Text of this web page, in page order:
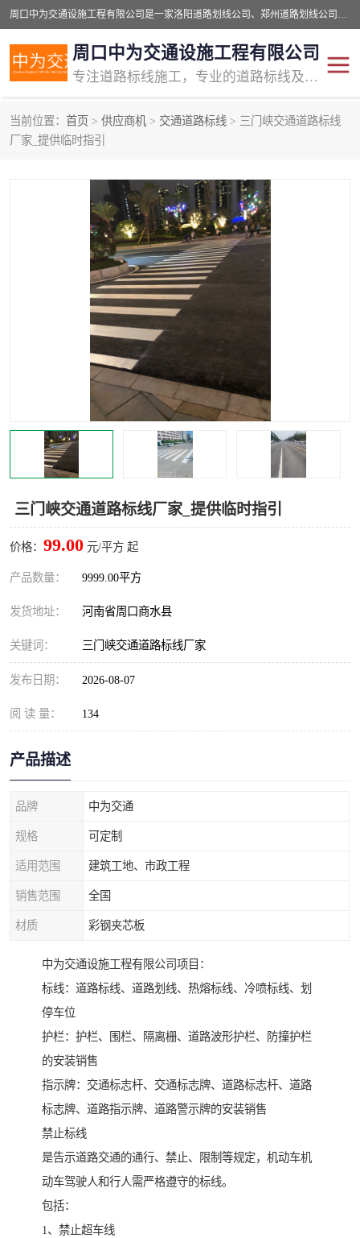
周口中为交通设施工程有限公司是一家洛阳道路划线公司、郑州道路划线公司、平顶山道路车位划线公司、开封车位划线公司、许昌道路车位划线公司、漯河道路车位划线公司，公司始终坚持“诚信、匠心、专注”的宗旨；我们的经营理念是：的服务。
周口中为交通设施工程有限公司
专注道路标线施工，专业的道路标线及交通设施施工服务商!
当前位置： 首页 > 供应商机 > 交通道路标线 > 三门峡交通道路标线
厂家_提供临时指引
三门峡交通道路标线厂家_提供临时指引
价格： 99.00 元/平方 起
产品数量： 9999.00平方
发货地址： 河南省周口商水县
关键词： 三门峡交通道路标线厂家
发布日期： 2026-08-07
阅 读 量： 134
产品描述
品牌 中为交通
规格 可定制
适用范围 建筑工地、市政工程
销售范围 全国
材质 彩钢夹芯板
中为交通设施工程有限公司项目：
标线：道路标线、道路划线、热熔标线、冷喷标线、划
停车位
护栏：护栏、围栏、隔离栅、道路波形护栏、防撞护栏
的安装销售
指示牌：交通标志杆、交通标志牌、道路标志杆、道路
标志牌、道路指示牌、道路警示牌的安装销售
禁止标线
是告示道路交通的通行、禁止、限制等规定，机动车机
动车驾驶人和行人需严格遵守的标线。
包括：
1、禁止超车线
交通道路标线
道路标线划线 马路标线
道路划线